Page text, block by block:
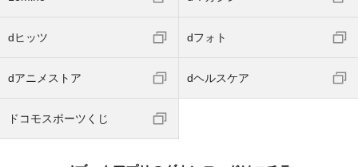
dヒッツ dフォト
dアニメストア dヘルスケア
ドコモスポーツくじ